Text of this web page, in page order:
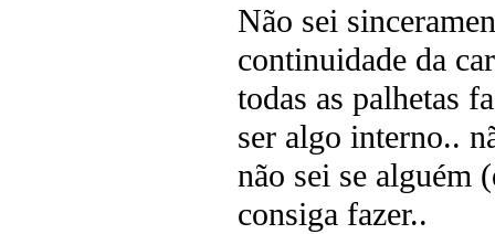
Não sei
continuidade da
todas as palhetas
ser algo interno..
não sei se alguém
consiga fazer..